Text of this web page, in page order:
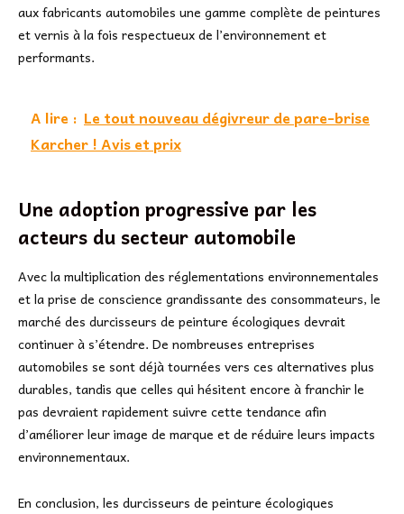
aux fabricants automobiles une gamme complète de peintures
et vernis à la fois respectueux de l’environnement et
performants.
A lire : Le tout nouveau dégivreur de pare-brise
Karcher ! Avis et prix
Une adoption progressive par les
acteurs du secteur automobile
Avec la multiplication des réglementations environnementales
et la prise de conscience grandissante des consommateurs, le
marché des durcisseurs de peinture écologiques devrait
continuer à s’étendre. De nombreuses entreprises
automobiles se sont déjà tournées vers ces alternatives plus
durables, tandis que celles qui hésitent encore à franchir le
pas devraient rapidement suivre cette tendance afin
d’améliorer leur image de marque et de réduire leurs impacts
environnementaux.
En conclusion, les durcisseurs de peinture écologiques